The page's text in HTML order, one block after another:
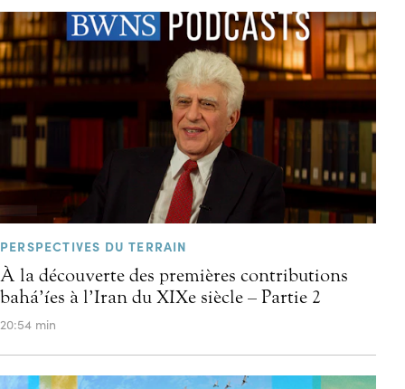
PERSPECTIVES DU TERRAIN
À la découverte des premières contributions
bahá’íes à l’Iran du XIXe siècle – Partie 2
20:54 min